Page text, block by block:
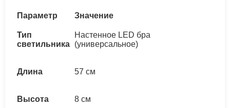
Параметр Значение
Тип
светильника
Настенное LED бра
(универсальное)
Длина 57 см
Высота 8 см